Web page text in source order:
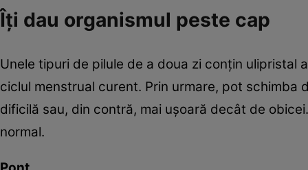
Îţi dau organismul peste cap
Unele tipuri de pilule de a doua zi conţin
ciclul menstrual curent. Prin urmare, pot
dificilă sau, din contră, mai uşoară decât de
normal.